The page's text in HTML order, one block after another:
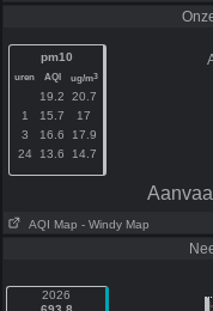
pm10
uren AQI ug/m3
19.2
20.7
1
15.7
17
3
16.6
17.9
24
13.6 14.7
AQI Map - Windy Map
2026